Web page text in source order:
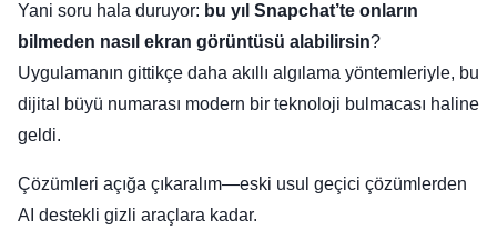
Yani soru hala duruyor: bu yıl Snapchat’te onların
bilmeden nasıl ekran görüntüsü alabilirsin?
Uygulamanın gittikçe daha akıllı algılama yöntemleriyle, bu
dijital büyü numarası modern bir teknoloji bulmacası haline
geldi.
Çözümleri açığa çıkaralım—eski usul geçici çözümlerden
AI destekli gizli araçlara kadar.